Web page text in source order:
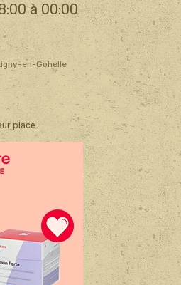
à 00:00
en-Gohelle
place.